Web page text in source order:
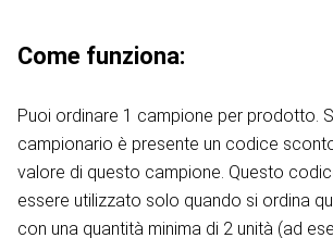
Come funziona:
Puoi ordinare 1 campione per prodotto.
campionario è presente un codice
valore di questo campione. Questo
essere utilizzato solo quando si ordina
con una quantità minima di 2 unità (ad